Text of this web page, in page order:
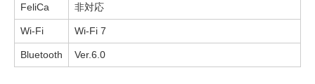
FeliCa 非対応
Wi-Fi Wi-Fi 7
Bluetooth Ver.6.0